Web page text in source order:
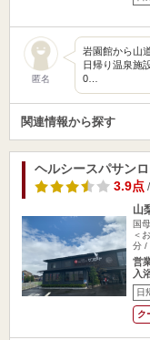
匿名
岩園館から山
日帰り温泉施
0…
関連情報から探す
ヘルシースパサン
3.9点/
山
国
＜
分 /
営
入
日
ク